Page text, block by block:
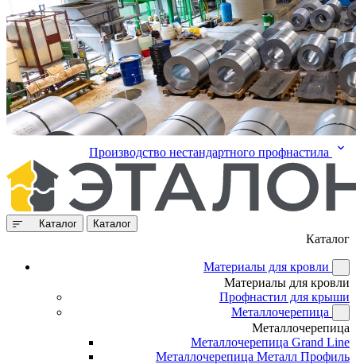
Производство нестандартного профнастила
Каталог Каталог
Каталог
Материалы для кровли
Материалы для кровли
Профнастил для крыши
Металлочерепица
Металлочерепица
Металлочерепица Grand Line
Металлочерепица Металл Профиль